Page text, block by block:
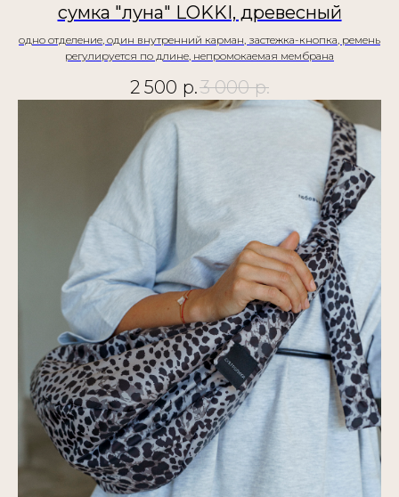
сумка "луна" LOKKI, древесный
одно отделение, один внутренний карман, застежка-кнопка, ремень
регулируется по длине, непромокаемая мембрана
2 500 р.3 000 р.